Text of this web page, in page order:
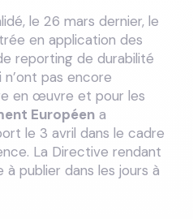
le 26 mars dernier, le
en application des
reporting de durabilité
pas encore
en œuvre et pour les
Européen a
le 3 avril dans le cadre
La Directive rendant
publier dans les jours à